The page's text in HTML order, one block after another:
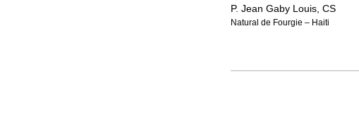
P. Jean Gaby Louis, CS
Natural de Fourgie – Haiti